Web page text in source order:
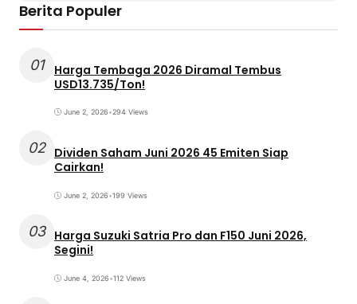
Berita Populer
01
Harga Tembaga 2026 Diramal Tembus
USD13.735/Ton!
June 2, 2026•294 Views
02 Dividen Saham Juni 2026 45 Emiten Siap
Cairkan!
June 2, 2026•199 Views
03 Harga Suzuki Satria Pro dan F150 Juni 2026,
Segini!
June 4, 2026•112 Views